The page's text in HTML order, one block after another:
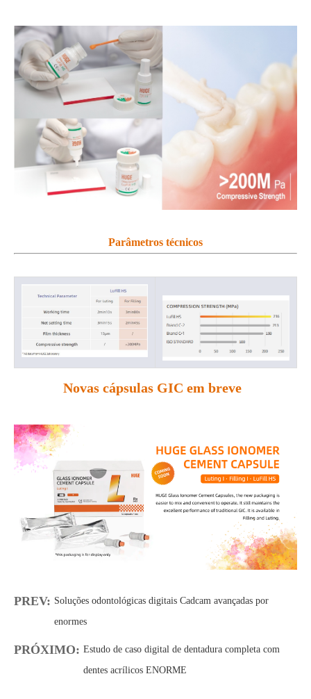
Parâmetros técnicos
Novas cápsulas GIC em breve
PREV: Soluções odontológicas digitais Cadcam avançadas por
enormes
PRÓXIMO: Estudo de caso digital de dentadura completa com
dentes acrílicos ENORME